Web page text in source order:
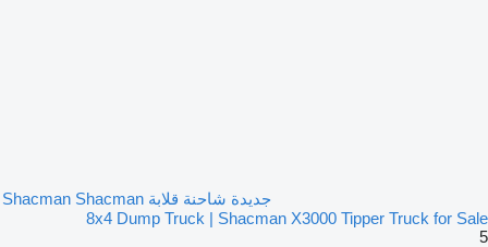
جديدة شاحنة قلابة Shacman Shacman
8x4 Dump Truck | Shacman X3000 Tipper Truck for Sale
5